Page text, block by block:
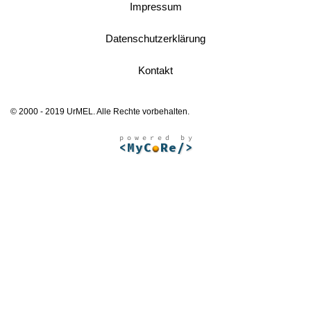
Impressum
Datenschutzerklärung
Kontakt
© 2000 - 2019 UrMEL. Alle Rechte vorbehalten.